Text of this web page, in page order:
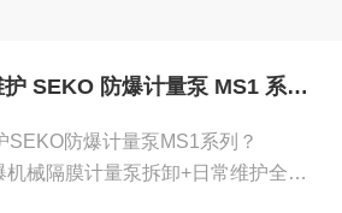
SEKO 防爆计量泵 MS1 系列？
SEKO防爆计量泵MS1系列？
机械隔膜计量泵拆卸+日常维护全指